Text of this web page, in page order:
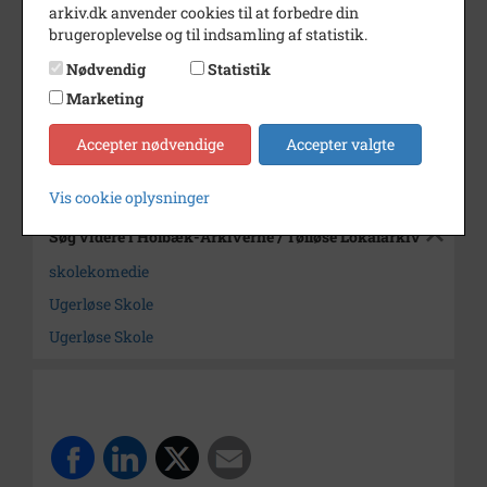
Dateringsnote
13.11.1981
Fotograf
Chr. Mikkelsen, HAV
Arkiv
Lokalarkiv
Søg videre i Holbæk-Arkiverne / Tølløse Lokalarkiv
skolekomedie
Ugerløse Skole
Ugerløse Skole
arkiv.dk anvender cookies til at forbedre din
brugeroplevelse og til indsamling af statistik.
Nødvendig
Statistik
Marketing
Accepter nødvendige Accepter valgte
Vis cookie oplysninger